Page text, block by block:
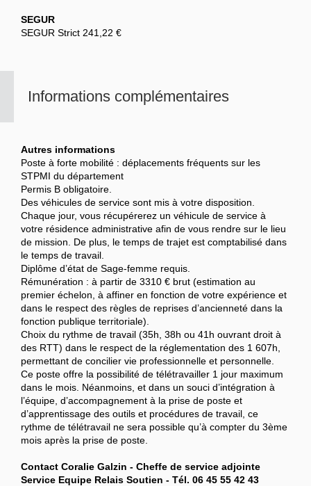
SEGUR
SEGUR Strict 241,22 €
Informations complémentaires
Autres informations
Poste à forte mobilité : déplacements fréquents sur les
STPMI du département
Permis B obligatoire.
Des véhicules de service sont mis à votre disposition.
Chaque jour, vous récupérerez un véhicule de service à
votre résidence administrative afin de vous rendre sur le lieu
de mission. De plus, le temps de trajet est comptabilisé dans
le temps de travail.
Diplôme d’état de Sage-femme requis.
Rémunération : à partir de 3310 € brut (estimation au
premier échelon, à affiner en fonction de votre expérience et
dans le respect des règles de reprises d’ancienneté dans la
fonction publique territoriale).
Choix du rythme de travail (35h, 38h ou 41h ouvrant droit à
des RTT) dans le respect de la réglementation des 1 607h,
permettant de concilier vie professionnelle et personnelle.
Ce poste offre la possibilité de télétravailler 1 jour maximum
dans le mois. Néanmoins, et dans un souci d’intégration à
l’équipe, d’accompagnement à la prise de poste et
d’apprentissage des outils et procédures de travail, ce
rythme de télétravail ne sera possible qu’à compter du 3ème
mois après la prise de poste.
Contact Coralie Galzin - Cheffe de service adjointe
Service Equipe Relais Soutien - Tél. 06 45 55 42 43